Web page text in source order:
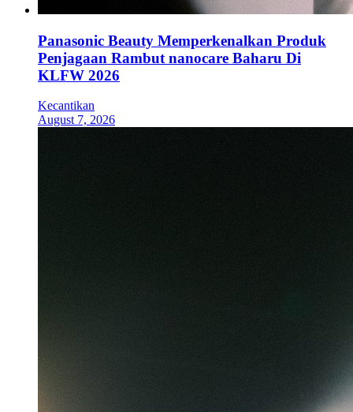
Panasonic Beauty Memperkenalkan Produk
Penjagaan Rambut nanocare Baharu Di
KLFW 2026
Kecantikan
August 7, 2026